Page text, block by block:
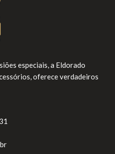
especiais, a Eldorado
oferece verdadeiros